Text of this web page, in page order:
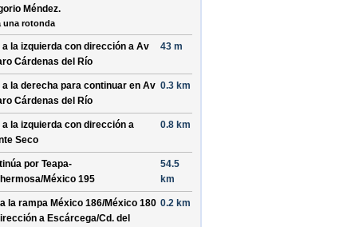
Méndez.
una rotonda
a la izquierda con dirección a Av
Cárdenas del Río
43 m
a la derecha para continuar en Av
Cárdenas del Río
0.3 km
a la izquierda con dirección a
Seco
0.8 km
por Teapa-
México 195
54.5
km
la rampa México 186/México 180
a Escárcega/Cd. del
0.2 km